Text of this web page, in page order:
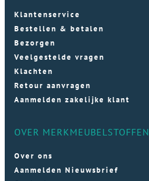
Klantenservice
Bestellen & betalen
Bezorgen
Veelgestelde vragen
Klachten
Retour aanvragen
Aanmelden zakelijke klant
OVER MERKMEUBELSTOFFEN
Over ons
Aanmelden Nieuwsbrief